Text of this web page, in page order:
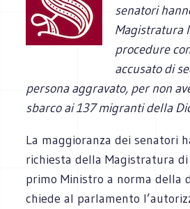
senatori
Magistratura
procedure
accusato di
persona aggravato, per non
sbarco ai 137 migranti della
La maggioranza dei senatori
richiesta della Magistratura
primo Ministro a norma della
chiede al parlamento